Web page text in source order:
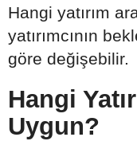
Hangi yatırım
yatırımcının
göre değişebilir.
Hangi
Uygun?